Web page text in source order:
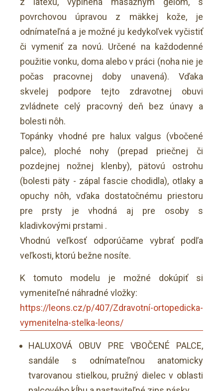
povrchovou úpravou z mäkkej kože, je
odnímateľná a je možné ju kedykoľvek vyčistiť
či vymeniť za novú. Určené na každodenné
použitie vonku, doma alebo v práci (noha nie je
počas pracovnej doby unavená). Vďaka
skvelej podpore tejto zdravotnej obuvi
zvládnete celý pracovný deň bez únavy a
bolesti nôh.
Topánky vhodné pre halux valgus (vbočené
palce), ploché nohy (prepad priečnej či
pozdejnej nožnej klenby), pätovú ostrohu
(bolesti päty - zápal fascie chodidla), otlaky a
opuchy nôh, vďaka dostatočnému priestoru
pre prsty je vhodná aj pre osoby s
kladivkovými prstami .
Vhodnú veľkosť odporúčame vybrať podľa
veľkosti, ktorú bežne nosíte.
K tomuto modelu je možné dokúpiť si
vymeniteľné náhradné vložky:
https://leons.cz/p/407/Zdravotní-ortopedicka-
vymenitelna-stelka-leons/
HALUXOVÁ OBUV PRE VBOČENÉ PALCE,
sandále s odnímateľnou anatomicky
tvarovanou stielkou, pružný dielec v oblasti